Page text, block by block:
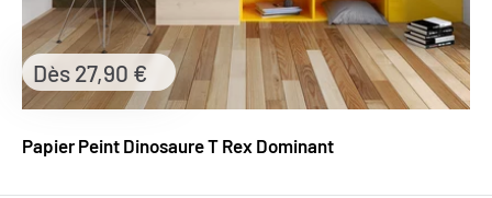
Papier Peint Dinosaure T Rex Dominant
Prix
réduit
Dès 27,90 €